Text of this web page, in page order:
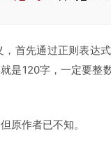
首先通过正则表达
是120字，一定要整
原作者已不知。